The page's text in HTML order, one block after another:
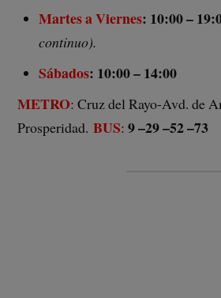
Martes a Viernes: 10:00 –
continuo).
Sábados: 10:00 – 14:00
METRO: Cruz del Rayo-Avd. de
Prosperidad.BUS:9 –29 –52 –73